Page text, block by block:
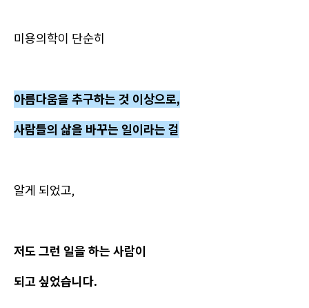
미용의학이 단순히
아름다움을 추구하는 것 이상으로,
사람들의 삶을 바꾸는 일이라는 걸
알게 되었고,
저도 그런 일을 하는 사람이
되고 싶었습니다.